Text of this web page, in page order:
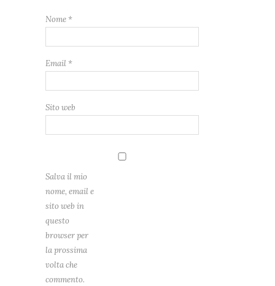
Nome *
Email *
Sito web
Salva il mio
nome, email e
sito web in
questo
browser per
la prossima
volta che
commento.